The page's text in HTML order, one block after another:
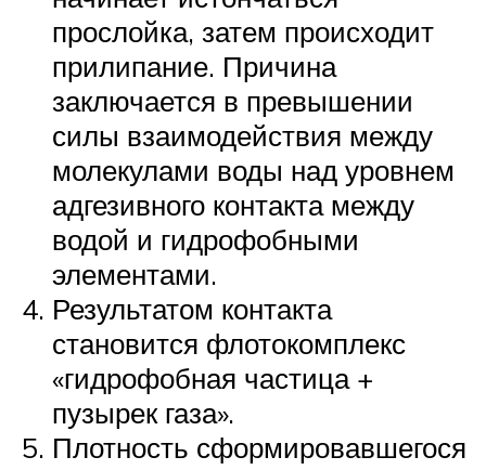
прослойка, затем происходит
прилипание. Причина
заключается в превышении
силы взаимодействия между
молекулами воды над уровнем
адгезивного контакта между
водой и гидрофобными
элементами.
Результатом контакта
становится флотокомплекс
«гидрофобная частица +
пузырек газа».
Плотность сформировавшегося